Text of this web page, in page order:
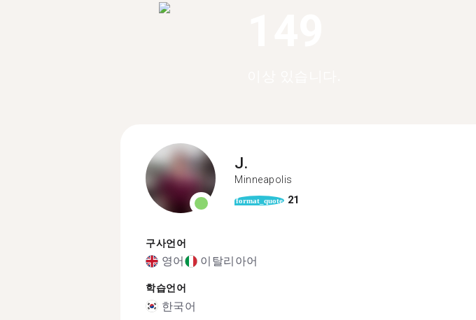
J.
Minneapolis
format_quote 21
구사언어
영어 이탈리아어
학습언어
한국어